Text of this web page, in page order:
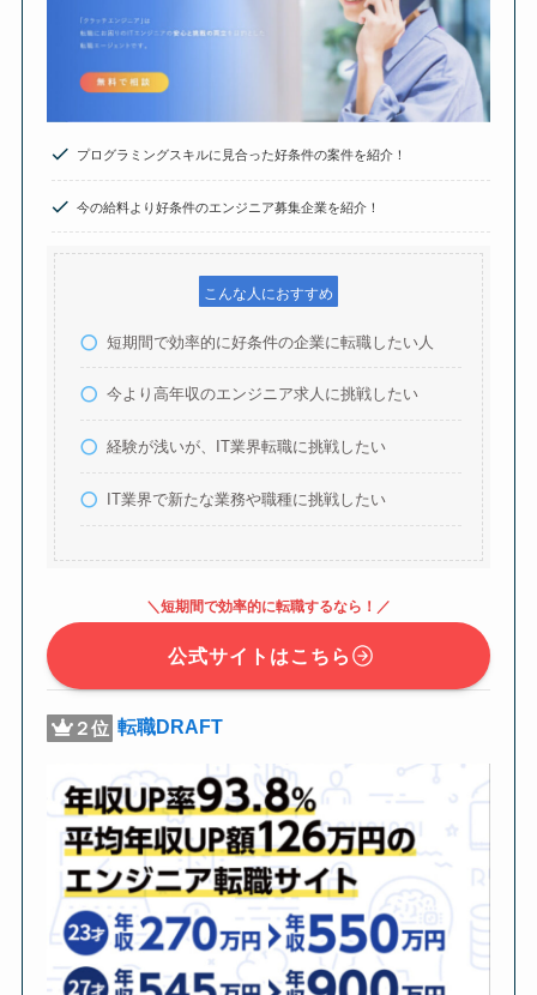
プログラミングスキルに見合った好条件の案件を紹介！
今の給料より好条件のエンジニア募集企業を紹介！
こんな人におすすめ
短期間で効率的に好条件の企業に転職したい人
今より高年収のエンジニア求人に挑戦したい
経験が浅いが、IT業界転職に挑戦したい
IT業界で新たな業務や職種に挑戦したい
＼短期間で効率的に転職するなら！／
公式サイトはこちら
２位 転職DRAFT